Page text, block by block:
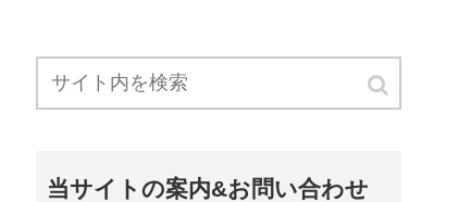
当サイトの案内&お問い合わせ